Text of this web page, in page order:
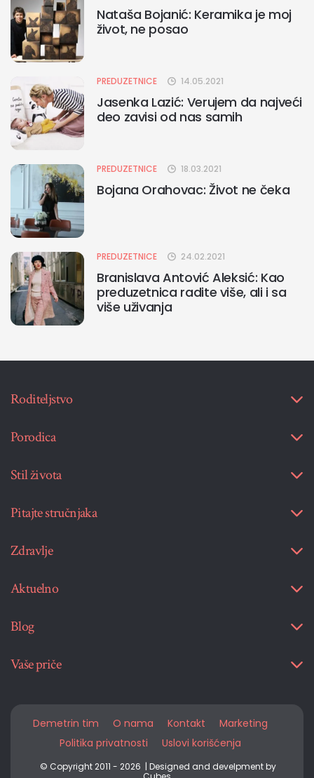
Nataša Bojanić: Keramika je moj
život, ne posao
PREDUZETNICE 14.05.2021
Jasenka Lazić: Verujem da najveći
deo zavisi od nas samih
PREDUZETNICE 18.03.2021
Bojana Orahovac: Život ne čeka
PREDUZETNICE 24.02.2021
Branislava Antović Aleksić: Kao
preduzetnica radite više, ali i sa
više uživanja
Roditeljstvo
Porodica
Stil života
Pitajte stručnjaka
Zdravlje
Aktuelno
Blog
Vaše priče
Demetrin tim O nama Kontakt
Marketing
Politika privatnosti
Uslovi korišćenja
© Copyright 2011 - 2026 | Designed and develpment by